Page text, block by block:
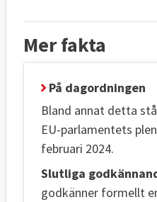
Mer fakta
På dagordningen
Bland annat detta
EU-parlamentets
februari 2024.
Slutliga
godkänner formellt